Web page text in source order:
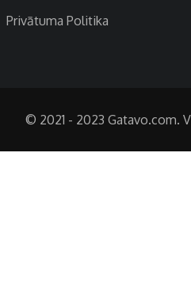
Privātuma Politika
© 2021 - 2023 Gatavo.com.